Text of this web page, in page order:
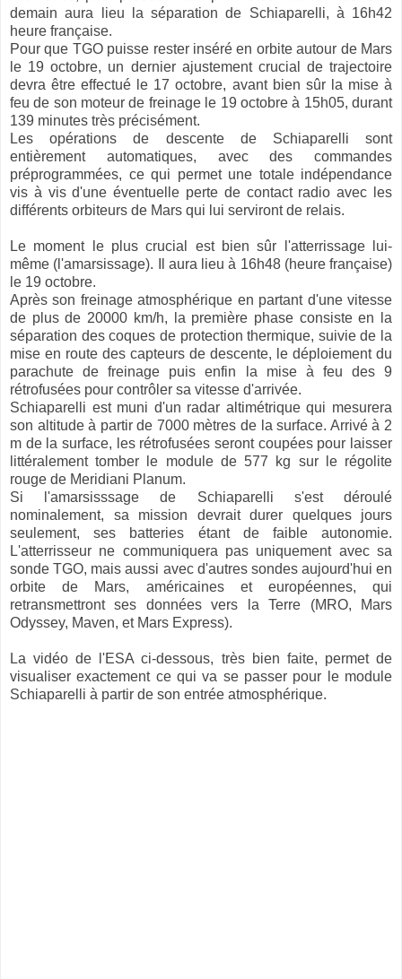
demain aura lieu la séparation de Schiaparelli, à 16h42
heure française.
Pour que TGO puisse rester inséré en orbite autour de Mars
le 19 octobre, un dernier ajustement crucial de trajectoire
devra être effectué le 17 octobre, avant bien sûr la mise à
feu de son moteur de freinage le 19 octobre à 15h05, durant
139 minutes très précisément.
Les opérations de descente de Schiaparelli sont
entièrement automatiques, avec des commandes
préprogrammées, ce qui permet une totale indépendance
vis à vis d'une éventuelle perte de contact radio avec les
différents orbiteurs de Mars qui lui serviront de relais.
Le moment le plus crucial est bien sûr l'atterrissage lui-
même (l'amarsissage). Il aura lieu à 16h48 (heure française)
le 19 octobre.
Après son freinage atmosphérique en partant d'une vitesse
de plus de 20000 km/h, la première phase consiste en la
séparation des coques de protection thermique, suivie de la
mise en route des capteurs de descente, le déploiement du
parachute de freinage puis enfin la mise à feu des 9
rétrofusées pour contrôler sa vitesse d'arrivée.
Schiaparelli est muni d'un radar altimétrique qui mesurera
son altitude à partir de 7000 mètres de la surface. Arrivé à 2
m de la surface, les rétrofusées seront coupées pour laisser
littéralement tomber le module de 577 kg sur le régolite
rouge de Meridiani Planum.
Si l'amarsisssage de Schiaparelli s'est déroulé
nominalement, sa mission devrait durer quelques jours
seulement, ses batteries étant de faible autonomie.
L'atterrisseur ne communiquera pas uniquement avec sa
sonde TGO, mais aussi avec d'autres sondes aujourd'hui en
orbite de Mars, américaines et européennes, qui
retransmettront ses données vers la Terre (MRO, Mars
Odyssey, Maven, et Mars Express).
La vidéo de l'ESA ci-dessous, très bien faite, permet de
visualiser exactement ce qui va se passer pour le module
Schiaparelli à partir de son entrée atmosphérique.